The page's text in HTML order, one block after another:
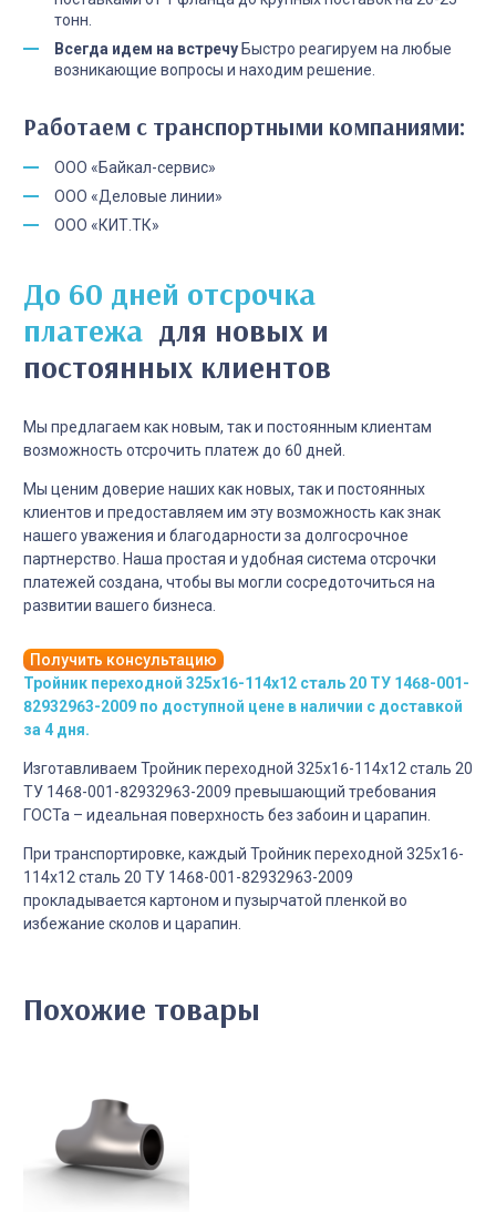
тонн.
Всегда идем на встречу Быстро реагируем на любые
возникающие вопросы и находим решение.
Работаем с транспортными компаниями:
ООО «Байкал-сервис»
ООО «Деловые линии»
ООО «КИТ.ТК»
До 60 дней отсрочка
платежа для новых и
постоянных клиентов
Мы предлагаем как новым, так и постоянным клиентам
возможность отсрочить платеж до 60 дней.
Мы ценим доверие наших как новых, так и постоянных
клиентов и предоставляем им эту возможность как знак
нашего уважения и благодарности за долгосрочное
партнерство. Наша простая и удобная система отсрочки
платежей создана, чтобы вы могли сосредоточиться на
развитии вашего бизнеса.
Получить консультацию
Тройник переходной 325х16-114х12 сталь 20 ТУ 1468-001-
82932963-2009 по доступной цене в наличии с доставкой
за 4 дня.
Изготавливаем Тройник переходной 325х16-114х12 сталь 20
ТУ 1468-001-82932963-2009 превышающий требования
ГОСТа – идеальная поверхность без забоин и царапин.
При транспортировке, каждый Тройник переходной 325х16-
114х12 сталь 20 ТУ 1468-001-82932963-2009
прокладывается картоном и пузырчатой пленкой во
избежание сколов и царапин.
Похожие товары